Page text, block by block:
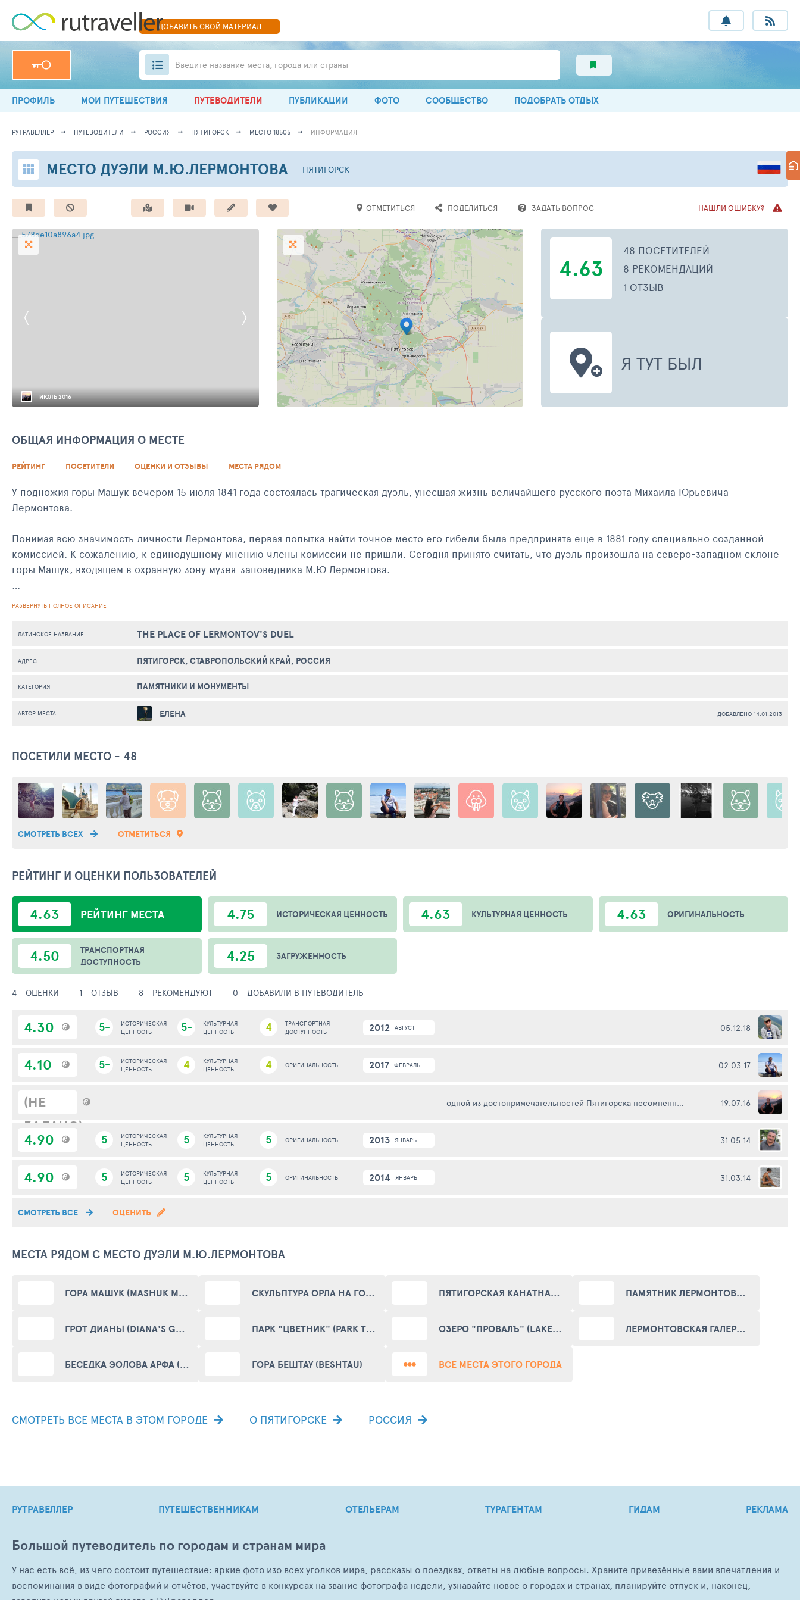
ДОБАВИТЬСВОЙ МАТЕРИАЛ
Введите название места, города или страны
ПРОФИЛЬ МОИ ПУТЕШЕСТВИЯ ПУТЕВОДИТЕЛИ ПУБЛИКАЦИИ ФОТО СООБЩЕСТВО ПОДОБРАТЬ ОТДЫХ
РУТРАВЕЛЛЕР ПУТЕВОДИТЕЛИ РОССИЯ ПЯТИГОРСК МЕСТО 18505 ИНФОРМАЦИЯ
МЕСТО ДУЭЛИ М.Ю.ЛЕРМОНТОВА ПЯТИГОРСК
ОТМЕТИТЬСЯ ПОДЕЛИТЬСЯ ЗАДАТЬ ВОПРОС НАШЛИ ОШИБКУ?
ИЮЛЬ 2016 НОЯБРЬ 2017
4.63
48 ПОСЕТИТЕЛЕЙ
8 РЕКОМЕНДАЦИЙ
1 ОТЗЫВ
Я ТУТ БЫЛ
ОБЩАЯ ИНФОРМАЦИЯ О МЕСТЕ
РЕЙТИНГ ПОСЕТИТЕЛИ ОЦЕНКИ И ОТЗЫВЫ МЕСТА РЯДОМ
У подножия горы Машук вечером 15 июля 1841 года состоялась трагическая дуэль, унесшая жизнь величайшего русского поэта Михаила Юрьевича
Лермонтова.
Понимая всю значимость личности Лермонтова, первая попытка найти точное место его гибели была предпринята еще в 1881 году специально созданной
комиссией. К сожалению, к единодушному мнению члены комиссии не пришли. Сегодня принято считать, что дуэль произошла на северо-западном склоне
горы Машук, входящем в охранную зону музея-заповедника М.Ю Лермонтова.
Первоначально это место было обозначено небольшой каменной пирамидой, а в 1901 году появился первый памятник из гипса и дерева. К столетнему
вокруг памятника выполнена по проекту художников Л. А. Дитриха и В. В. Козлова.
В настоящее время к памятнику ведет благоустроенная дорога, и он входит в список самых посещаемых мест Пятигорска.
РАЗВЕРНУТЬ ПОЛНОЕ ОПИСАНИЕ
ЛАТИНСКОЕ НАЗВАНИЕ THE PLACE OF LERMONTOV'S DUEL
АДРЕС ПЯТИГОРСК, СТАВРОПОЛЬСКИЙ КРАЙ, РОССИЯ
КАТЕГОРИЯ ПАМЯТНИКИ И МОНУМЕНТЫ
АВТОР МЕСТА ЕЛЕНА ДОБАВЛЕНО 14.01.2013
ПОСЕТИЛИ МЕСТО - 48
СМОТРЕТЬ ВСЕХ ОТМЕТИТЬСЯ
РЕЙТИНГ И ОЦЕНКИ ПОЛЬЗОВАТЕЛЕЙ
4.63 РЕЙТИНГМЕСТА 4.75 ИСТОРИЧЕСКАЯ ЦЕННОСТЬ 4.63 КУЛЬТУРНАЯ ЦЕННОСТЬ 4.63 ОРИГИНАЛЬНОСТЬ
4.50
ТРАНСПОРТНАЯ
ДОСТУПНОСТЬ
4.25 ЗАГРУЖЕННОСТЬ
4 - ОЦЕНКИ 1 - ОТЗЫВ 8 - РЕКОМЕНДУЮТ 0 - ДОБАВИЛИ В ПУТЕВОДИТЕЛЬ
4.30 5-
ИСТОРИЧЕСКАЯ
ЦЕННОСТЬ
5-
КУЛЬТУРНАЯ
ЦЕННОСТЬ
4
ТРАНСПОРТНАЯ
ДОСТУПНОСТЬ
2012 АВГУСТ 05.12.18
4.10 5-
ИСТОРИЧЕСКАЯ
ЦЕННОСТЬ
4
КУЛЬТУРНАЯ
ЦЕННОСТЬ
4 ОРИГИНАЛЬНОСТЬ 2017 ФЕВРАЛЬ 02.03.17
(НЕ
ЗАДАНО)
одной из достопримечательностей Пятигорска несомненно является гора Машук. У подножья этой горы находится памятник и обелиск М.Ю. Лермонтову обозначающие место его гибели на дуэли. Место в парковой зоне, очень много зелени вокруг, можно тропинке вверх подняться и на саму гору на смотровую (правда идти много), а можно воспользоваться канаткой на которую можно дойти протопав по асфальтовой дорожке в правую сторону (от памятника если стоять к нему лицом) минут 20 прогулочным шагом 19.07.16
4.90 5
ИСТОРИЧЕСКАЯ
ЦЕННОСТЬ
5
КУЛЬТУРНАЯ
ЦЕННОСТЬ
5 ОРИГИНАЛЬНОСТЬ 2013 ЯНВАРЬ 31.05.14
4.90 5
ИСТОРИЧЕСКАЯ
ЦЕННОСТЬ
5
КУЛЬТУРНАЯ
ЦЕННОСТЬ
5 ОРИГИНАЛЬНОСТЬ 2014 ЯНВАРЬ 31.03.14
СМОТРЕТЬ ВСЕ ОЦЕНИТЬ
МЕСТА РЯДОМ С МЕСТО ДУЭЛИ М.Ю.ЛЕРМОНТОВА
ГОРА МАШУК (MASHUK MOUNT) СКУЛЬПТУРА ОРЛА НА ГОРЕ ГОРЯЧЕЙ (EAGLE - A SYMBOL OF THE CAUCASIAN MINERAL WATERS) ПЯТИГОРСКАЯ КАНАТНАЯ ДОРОГА (PYATIGORSK ROPEWAY) ПАМЯТНИК ЛЕРМОНТОВУ НА МЕСТЕ ДУЭЛИ (MONUMENT TO LERMONTOV ON THE DUEL PLACE)
ГРОТ ДИАНЫ (DIANA'S GROTTO) ПАРК "ЦВЕТНИК" (PARK TZVETNIK) ОЗЕРО "ПРОВАЛЪ" (LAKE "PROVAL") ЛЕРМОНТОВСКАЯ ГАЛЕРЕЯ (LERMONTOVSKY GALLERY)
БЕСЕДКА ЭОЛОВА АРФА (ARBOR AEOLIAN HARP) ГОРА БЕШТАУ (BESHTAU) ВСЕ МЕСТА ЭТОГО ГОРОДА
СМОТРЕТЬ ВСЕ МЕСТА В ЭТОМ ГОРОДЕ О ПЯТИГОРСКЕ РОССИЯ
РУТРАВЕЛЛЕР ПУТЕШЕСТВЕННИКАМ ОТЕЛЬЕРАМ ТУРАГЕНТАМ ГИДАМ РЕКЛАМА
Большой путеводитель по городам и странам мира
У нас есть всё, из чего состоит путешествие: яркие фото изо всех уголков мира, рассказы о поездках, ответы на любые вопросы. Храните привезённые вами впечатления и
воспоминания в виде фотографий и отчётов, участвуйте в конкурсах на звание фотографа недели, узнавайте новое о городах и странах, планируйте отпуск и, наконец,